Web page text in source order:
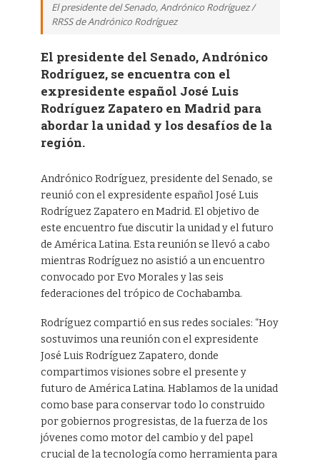
El presidente del Senado, Andrónico Rodríguez /
RRSS de Andrónico Rodríguez
El presidente del Senado, Andrónico
Rodríguez, se encuentra con el
expresidente español José Luis
Rodríguez Zapatero en Madrid para
abordar la unidad y los desafíos de la
región.
Andrónico Rodríguez, presidente del Senado, se
reunió con el expresidente español José Luis
Rodríguez Zapatero en Madrid. El objetivo de
este encuentro fue discutir la unidad y el futuro
de América Latina. Esta reunión se llevó a cabo
mientras Rodríguez no asistió a un encuentro
convocado por Evo Morales y las seis
federaciones del trópico de Cochabamba.
Rodríguez compartió en sus redes sociales: “Hoy
sostuvimos una reunión con el expresidente
José Luis Rodríguez Zapatero, donde
compartimos visiones sobre el presente y
futuro de América Latina. Hablamos de la unidad
como base para conservar todo lo construido
por gobiernos progresistas, de la fuerza de los
jóvenes como motor del cambio y del papel
crucial de la tecnología como herramienta para